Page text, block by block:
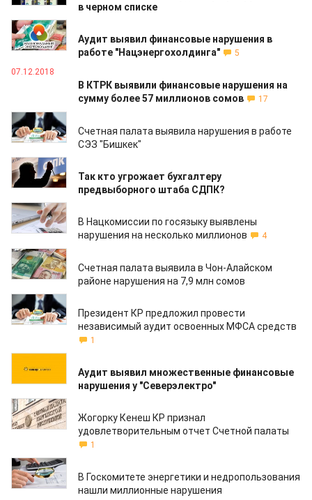
в черном списке
10.01.2019
Аудит выявил финансовые нарушения в
работе "Нацэнергохолдинга"
5
07.12.2018
В КТРК выявили финансовые нарушения на
сумму более 57 миллионов сомов
17
28.11.2018
Счетная палата выявила нарушения в работе
СЭЗ "Бишкек"
27.11.2018
Так кто угрожает бухгалтеру
предвыборного штаба СДПК?
20.11.2018
В Нацкомиссии по госязыку выявлены
нарушения на несколько миллионов
4
12.10.2018
Счетная палата выявила в Чон-Алайском
районе нарушения на 7,9 млн сомов
24.08.2018
Президент КР предложил провести
независимый аудит освоенных МФСА средств
1
Аудит выявил множественные финансовые
нарушения у "Северэлектро"
14.06.2018
Жогорку Кенеш КР признал
удовлетворительным отчет Счетной палаты
1
23.05.2018
В Госкомитете энергетики и недропользования
нашли миллионные нарушения